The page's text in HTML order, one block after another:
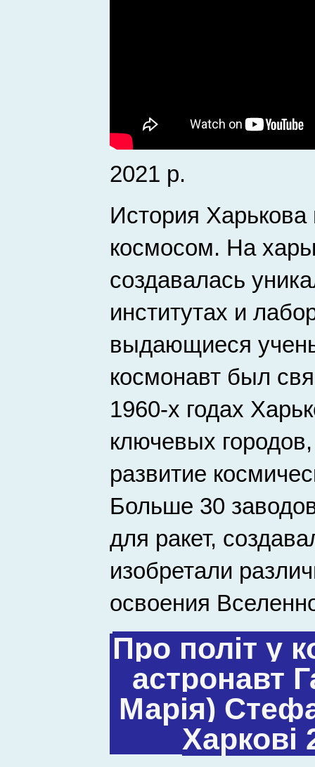
2021 р.
История
космосом. На
создавалась
институтах и
выдающиеся
космонавт был
1960-х годах
ключевых
развитие
Больше 30
для ракет,
изобретали
освоения
Про політ у
астронавт
Марія)
Харкові